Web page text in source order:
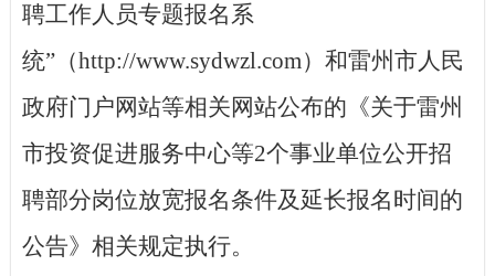
聘工作人员专题报名系
统”（http://www.sydwzl.com）和雷州市人民
政府门户网站等相关网站公布的《关于雷州
市投资促进服务中心等2个事业单位公开招
聘部分岗位放宽报名条件及延长报名时间的
公告》相关规定执行。